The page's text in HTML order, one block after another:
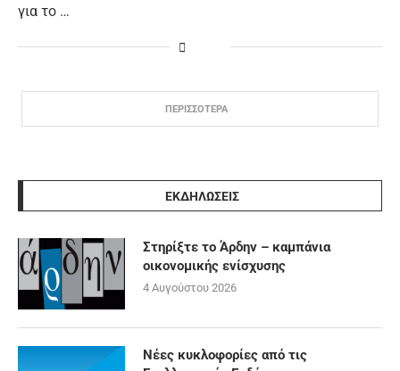
για το …
ΠΕΡΙΣΣΟΤΕΡΑ
ΕΚΔΗΛΩΣΕΙΣ
Στηρίξτε το Άρδην – καμπάνια
οικονομικής ενίσχυσης
4 Αυγούστου 2026
Νέες κυκλοφορίες από τις